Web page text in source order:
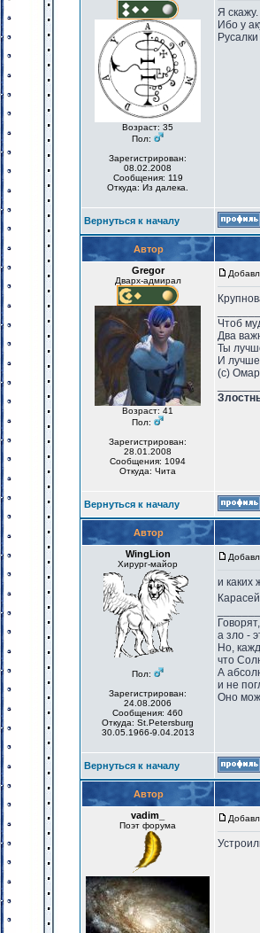
Возраст: 35
Пол:
Зарегистрирован:
08.02.2008
Сообщения: 119
Откуда: Из далека.
Я скажу.
Ибо у
Вернуться к началу
Автор
Gregor
Дварх-адмирал
Возраст: 41
Пол:
Зарегистрирован:
28.01.2008
Сообщения: 1094
Откуда: Чита
Чтоб
Два
Ты
И
(с)
Вернуться к началу
Автор
WingLion
Хирург-майор
Пол:
Зарегистрирован:
24.08.2006
Сообщения: 460
Откуда: St.Petersburg
30.05.1966-9.04.2013
и каких
а зло -
Но,
что
А
и не
Оно
Вернуться к началу
Автор
vadim_
Поэт форума